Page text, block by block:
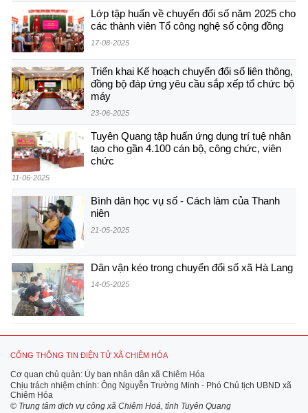
Lớp tập huấn về chuyển đổi số năm 2025 cho
các thành viên Tổ công nghệ số cộng đồng
17-08-2025
Triển khai Kế hoạch chuyển đổi số liên thông,
đồng bộ đáp ứng yêu cầu sắp xếp tổ chức bộ
máy
23-06-2025
Tuyên Quang tập huấn ứng dụng trí tuệ nhân
tạo cho gần 4.100 cán bộ, công chức, viên
chức
11-06-2025
Bình dân học vụ số - Cách làm của Thanh
niên
21-05-2025
Dân vận kéo trong chuyển đổi số xã Hà Lang
14-05-2025
CỔNG THÔNG TIN ĐIỆN TỬ XÃ CHIÊM HÓA
Cơ quan chủ quản: Ủy ban nhân dân xã Chiêm Hóa
Chịu trách nhiệm chính: Ông Nguyễn Trường Minh - Phó Chủ tịch UBND xã
Chiêm Hóa
© Trung tâm dịch vụ công xã Chiêm Hoá, tỉnh Tuyên Quang